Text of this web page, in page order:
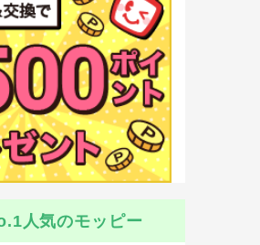
人気のモッピー